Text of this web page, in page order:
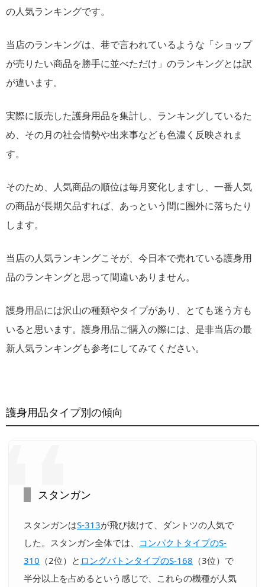
の人気ランキングです。
当店のランキングは、巷で言われているような「ショップ
が売りたい商品を勝手に並べただけ」のランキングとは訳
が違います。
実際に販売した護身用品を集計し、ランキングしているた
め、その月の社会情勢や出来事なども色濃く反映されま
す。
そのため、人気商品の順位は毎月変化しますし、一番人気
の商品が長期欠品すれば、あっという間に圏外に落ちたり
します。
当店の人気ランキングこそが、今日本で売れている護身用
品のランキングと思って間違いありません。
護身用品には沢山の種類やタイプがあり、とても迷う方も
いると思います。護身用品ご購入の際には、是非当店の最
新人気ランキングも参考にしてみてください。
護身用品タイプ別の傾向
スタンガン
スタンガンはS-313が飛び抜けて、ダントツの人気で
した。スタンガン全体では、 コンパクトタイプのS-
310 （2位）と ロングバトンタイプのS-168 （3位）で
半分以上を占めるという感じで、これらの機種が人気